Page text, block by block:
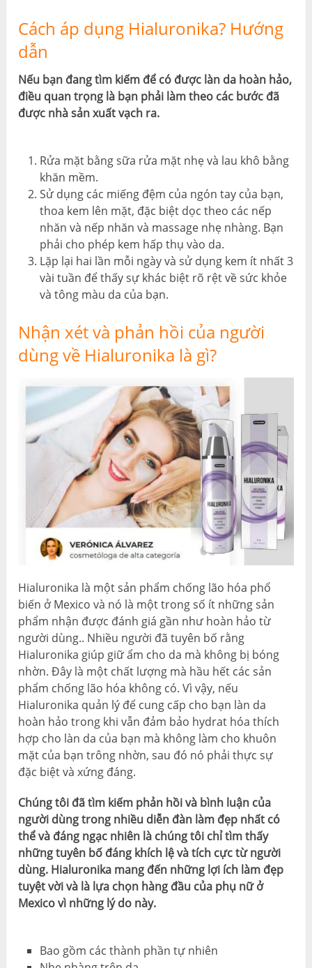
Cách áp dụng Hialuronika? Hướng
dẫn
Nếu bạn đang tìm kiếm để có được làn da hoàn hảo,
điều quan trọng là bạn phải làm theo các bước đã
được nhà sản xuất vạch ra.
Rửa mặt bằng sữa rửa mặt nhẹ và lau khô bằng
khăn mềm.
Sử dụng các miếng đệm của ngón tay của bạn,
thoa kem lên mặt, đặc biệt dọc theo các nếp
nhăn và nếp nhăn và massage nhẹ nhàng. Bạn
phải cho phép kem hấp thụ vào da.
Lặp lại hai lần mỗi ngày và sử dụng kem ít nhất 3
vài tuần để thấy sự khác biệt rõ rệt về sức khỏe
và tông màu da của bạn.
Nhận xét và phản hồi của người
dùng về Hialuronika là gì?
Hialuronika là một sản phẩm chống lão hóa phổ
biến ở Mexico và nó là một trong số ít những sản
phẩm nhận được đánh giá gần như hoàn hảo từ
người dùng.. Nhiều người đã tuyên bố rằng
Hialuronika giúp giữ ẩm cho da mà không bị bóng
nhờn. Đây là một chất lượng mà hầu hết các sản
phẩm chống lão hóa không có. Vì vậy, nếu
Hialuronika quản lý để cung cấp cho bạn làn da
hoàn hảo trong khi vẫn đảm bảo hydrat hóa thích
hợp cho làn da của bạn mà không làm cho khuôn
mặt của bạn trông nhờn, sau đó nó phải thực sự
đặc biệt và xứng đáng.
Chúng tôi đã tìm kiếm phản hồi và bình luận của
người dùng trong nhiều diễn đàn làm đẹp nhất có
thể và đáng ngạc nhiên là chúng tôi chỉ tìm thấy
những tuyên bố đáng khích lệ và tích cực từ người
dùng. Hialuronika mang đến những lợi ích làm đẹp
tuyệt vời và là lựa chọn hàng đầu của phụ nữ ở
Mexico vì những lý do này.
Bao gồm các thành phần tự nhiên